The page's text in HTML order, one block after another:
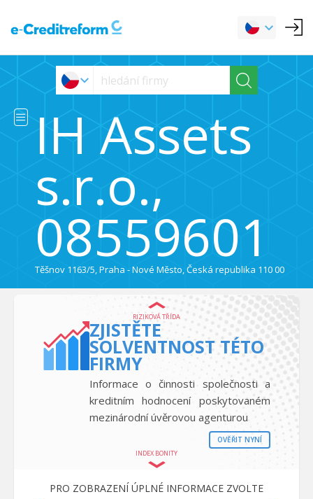
IH Assets
s.r.o.,
08559601
Těšnov 1163/5, Praha - Nové Město, Česká republika 110 00
RIZIKOVÁ TŘÍDA
ZJISTĚTE
SOLVENTNOST TÉTO
FIRMY
Informace o činnosti společnosti a
kreditním hodnocení poskytovaném
mezinárodní úvěrovou agenturou
OVĚŘIT NYNÍ
INDEX BONITY
PRO ZOBRAZENÍ ÚPLNÉ INFORMACE ZVOLTE